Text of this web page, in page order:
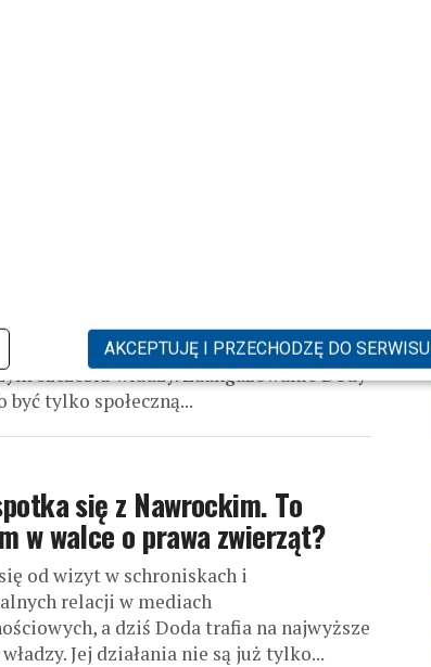
AKCEPTUJĘ I PRZECHODZĘ DO SERWISU
relacji w mediach
a skończyło na rozmowie na
szczeblu władzy. Zaangażowanie Dody
być tylko społeczną...
się z Nawrockim. To
w walce o prawa zwierząt?
od wizyt w schroniskach i
relacji w mediach
a dziś Doda trafia na najwyższe
Jej działania nie są już tylko...